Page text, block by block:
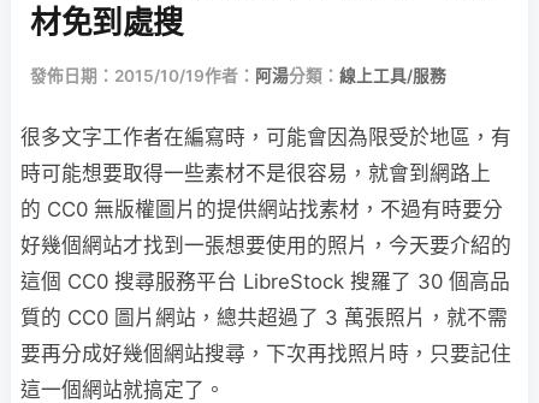
材免到處搜
發佈日期：2015/10/19作者： 阿湯分類： 線上工具/服務
很多文字工作者在編寫時，可能會因為限受於地區，有
時可能想要取得一些素材不是很容易，就會到網路上
的 CC0 無版權圖片的提供網站找素材，不過有時要分
好幾個網站才找到一張想要使用的照片，今天要介紹的
這個 CC0 搜尋服務平台 LibreStock 搜羅了 30 個高品
質的 CC0 圖片網站，總共超過了 3 萬張照片，就不需
要再分成好幾個網站搜尋，下次再找照片時，只要記住
這一個網站就搞定了。